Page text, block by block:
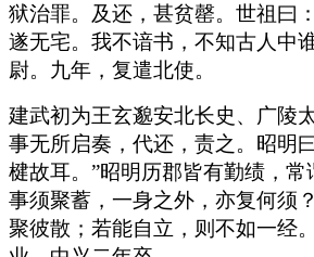
狱治罪。及还，甚贫罄。世祖曰
遂无宅。我不谙书，不知古人中
尉。九年，复遣北使。
建武初为王玄邈安北长史、广陵
事无所启奏，代还，责之。昭明
楗故耳。”昭明历郡皆有勤绩，常
事须聚蓄，一身之外，亦复何须
聚彼散；若能自立，则不如一经